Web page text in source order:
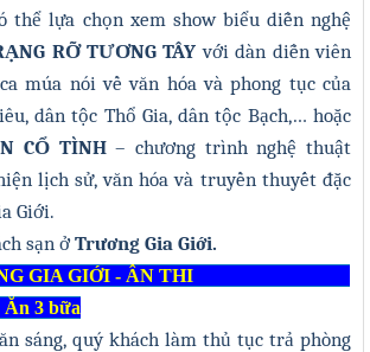
thể lựa chọn xem show biểu diễn nghệ
RỠ TƯƠNG TÂY với dàn diễn viên
múa nói về văn hóa và phong tục của
dân tộc Thổ Gia, dân tộc Bạch,… hoặc
CỔ TÌNH– chương trình nghệ thuật
lịch sử, văn hóa và truyền thuyết đặc
Giới.
sạn ởTrương Gia Giới.
GIA GIỚI - ÂN THI
sáng, quý khách làm thủ tục trả phòng